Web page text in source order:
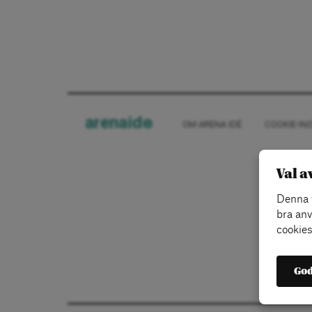
arenaide OM ARENA IDÉ COOKIE-
Val
Denna
bra